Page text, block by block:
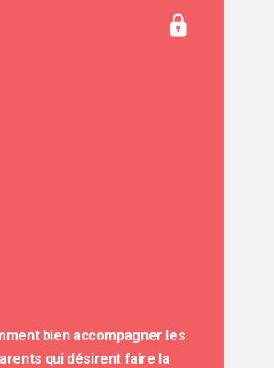
bien accompagner les
qui désirent faire la